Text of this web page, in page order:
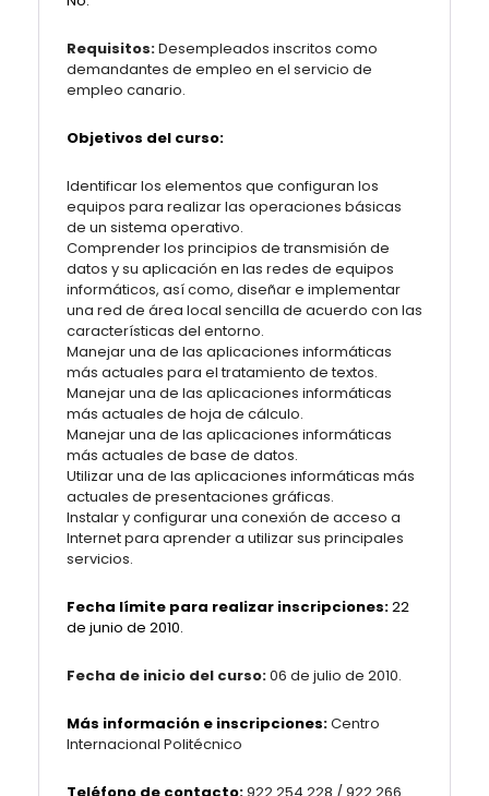
Requisitos:Desempleados inscritos como
demandantes de empleo en el servicio de
empleo canario.
Objetivos del curso:
Identificar los elementos que configuran los
equipos para realizar las operaciones básicas
de un sistema operativo.
Comprender los principios de transmisión de
datos y su aplicación en las redes de equipos
informáticos, así como, diseñar e implementar
una red de área local sencilla de acuerdo con las
características del entorno.
Manejar una de las aplicaciones informáticas
más actuales para el tratamiento de textos.
Manejar una de las aplicaciones informáticas
más actuales de hoja de cálculo.
Manejar una de las aplicaciones informáticas
más actuales de base de datos.
Utilizar una de las aplicaciones informáticas más
actuales de presentaciones gráficas.
Instalar y configurar una conexión de acceso a
Internet para aprender a utilizar sus principales
servicios.
Fecha límite para realizar inscripciones:22
de junio de 2010.
Fecha de inicio del curso:06 de julio de 2010.
Más información e inscripciones:Centro
Internacional Politécnico